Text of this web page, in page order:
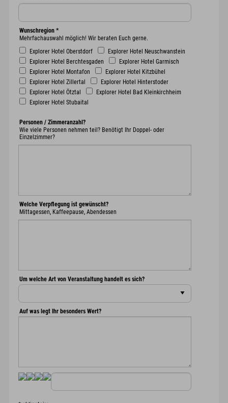
Wunschregion *
Mehrfachauswahl möglich! Wir beraten Euch gerne.
Explorer Hotel Oberstdorf
Explorer Hotel Neuschwanstein
Explorer Hotel Berchtesgaden
Explorer Hotel Garmisch
Explorer Hotel Montafon
Explorer Hotel Kitzbühel
Explorer Hotel Zillertal
Explorer Hotel Hinterstoder
Explorer Hotel Ötztal
Explorer Hotel Bad Kleinkirchheim
Explorer Hotel Stubaital
Personen / Zimmeranzahl?
Wie viele Personen nehmen teil? Benötigt Ihr Doppel- oder
Einzelzimmer?
Welche Verpflegung ist gewünscht?
Mittagessen, Kaffeepause, Abendessen
Um welche Art von Veranstaltung handelt es sich?
Auf was legt Ihr besonders Wert?